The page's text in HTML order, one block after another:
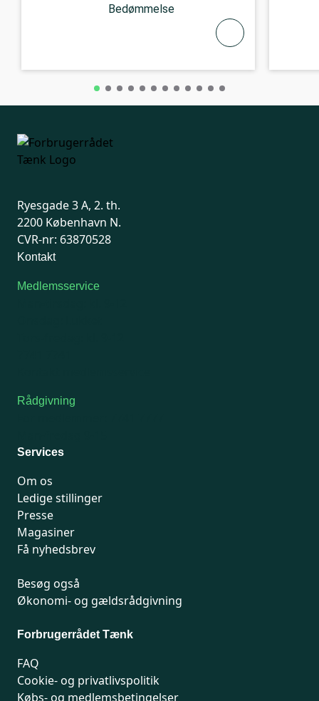
Bedømmelse
Ryesgade 3 A, 2. th.
2200 København N.
CVR-nr: 63870528
Kontakt
Medlemsservice
Rådgivning
Services
Om os
Ledige stillinger
Presse
Magasiner
Få nyhedsbrev
Besøg også
Økonomi- og gældsrådgivning
Forbrugerrådet Tænk
FAQ
Cookie- og privatlivspolitik
Købs- og medlemsbetingelser